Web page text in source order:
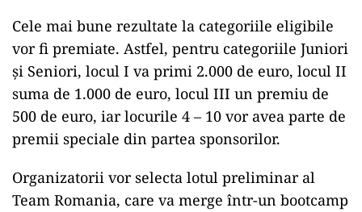
Cele mai bune rezultate la categoriile eligibile
vor fi premiate. Astfel, pentru categoriile Juniori
şi Seniori, locul I va primi 2.000 de euro, locul II
suma de 1.000 de euro, locul III un premiu de
500 de euro, iar locurile 4 – 10 vor avea parte de
premii speciale din partea sponsorilor.
Organizatorii vor selecta lotul preliminar al
Team Romania, care va merge într-un bootcamp